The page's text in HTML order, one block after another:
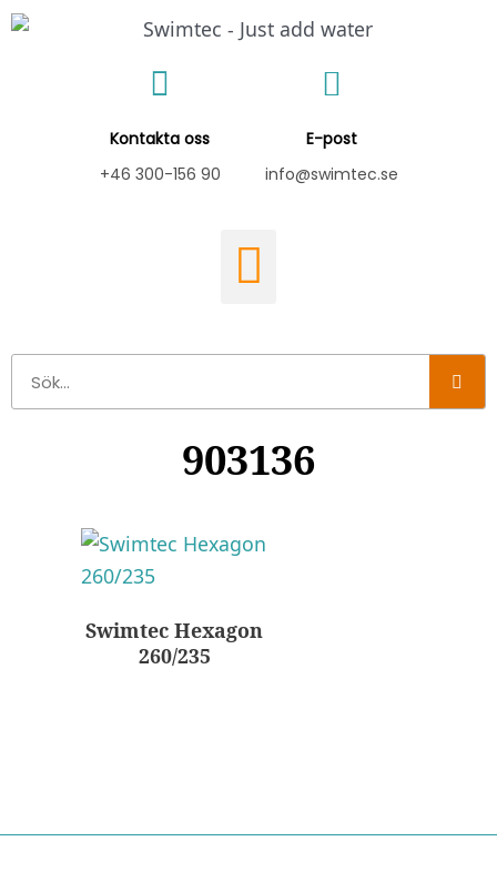
Hoppa
Kontakta oss
+46 300-156 90
E-post
info@swimtec.se
903136
Swimtec Hexagon
260/235